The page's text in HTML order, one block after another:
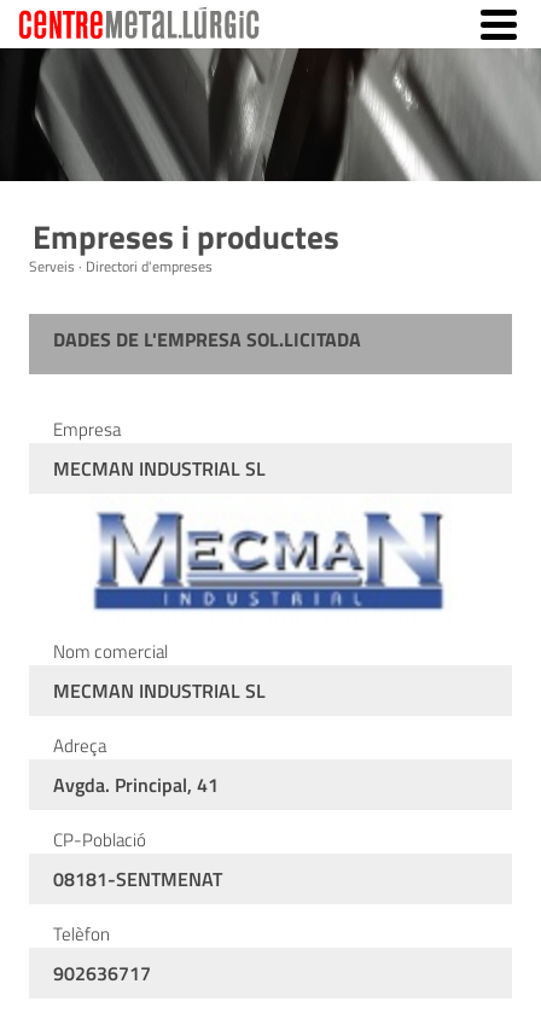
Empreses i productes
Serveis · Directori d'empreses
DADES DE L'EMPRESA SOL.LICITADA
Empresa
MECMAN INDUSTRIAL SL
Nom comercial
MECMAN INDUSTRIAL SL
Adreça
Avgda. Principal, 41
CP-Població
08181-SENTMENAT
Telèfon
902636717